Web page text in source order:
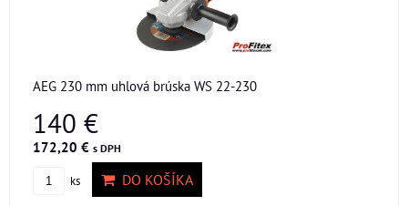
AEG 230 mm uhlová brúska WS 22-230
140 €
172,20 € s DPH
ks DO KOŠÍKA